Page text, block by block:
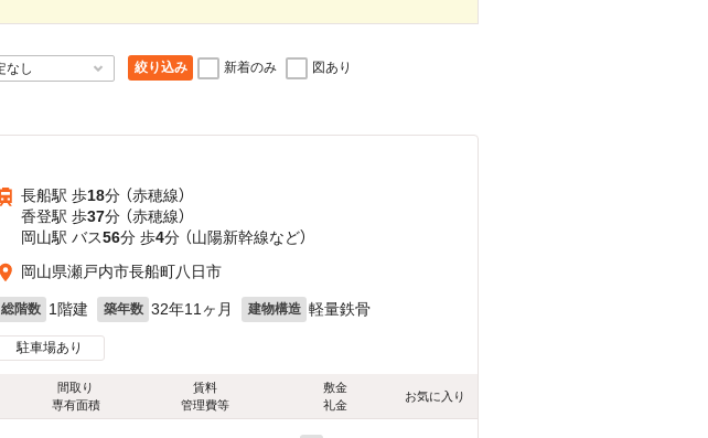
絞り込み 新着のみ 図あり
長船駅 歩18分 （赤穂線）
香登駅 歩37分 （赤穂線）
岡山駅 バス56分 歩4分 （山陽新幹線など）
岡山県瀬戸内市長船町八日市
総階数 1階建 築年数 32年11ヶ月 建物構造 軽量鉄骨
駐車場あり
間取り
専有面積
賃料
管理費等
敷金
礼金
お気に入り